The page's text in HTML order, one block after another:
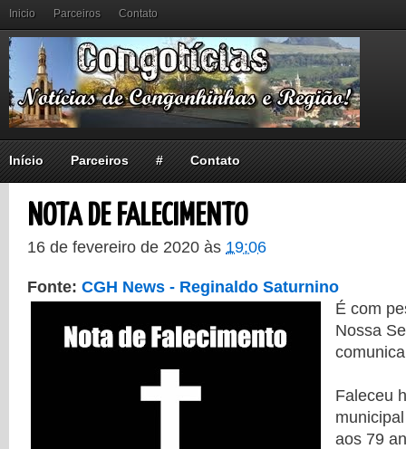
Inicio Parceiros Contato
Início Parceiros # Contato
NOTA DE FALECIMENTO
16 de fevereiro de 2020 às 19:06
Fonte: CGH News - Reginaldo Saturnino
É com
Nossa
Faleceu
aos 79